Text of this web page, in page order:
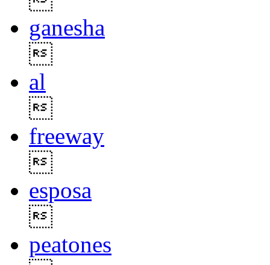
ganesha
al
freeway
esposa
peatones